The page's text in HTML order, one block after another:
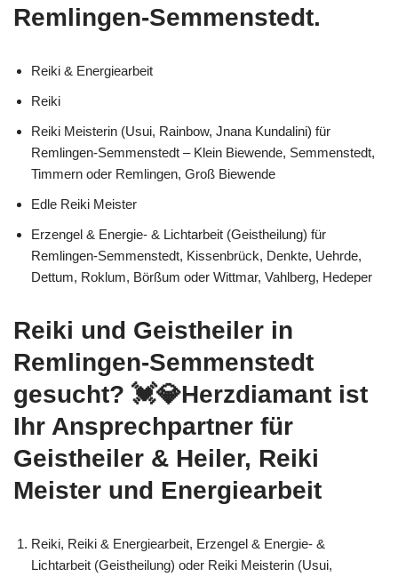
Remlingen-Semmenstedt.
Reiki & Energiearbeit
Reiki
Reiki Meisterin (Usui, Rainbow, Jnana Kundalini) für
Remlingen-Semmenstedt – Klein Biewende, Semmenstedt,
Timmern oder Remlingen, Groß Biewende
Edle Reiki Meister
Erzengel & Energie- & Lichtarbeit (Geistheilung) für
Remlingen-Semmenstedt, Kissenbrück, Denkte, Uehrde,
Dettum, Roklum, Börßum oder Wittmar, Vahlberg, Hedeper
Reiki und Geistheiler in
Remlingen-Semmenstedt
gesucht? 💓️💎Herzdiamant ist
Ihr Ansprechpartner für
Geistheiler & Heiler, Reiki
Meister und Energiearbeit
Reiki, Reiki & Energiearbeit, Erzengel & Energie- &
Lichtarbeit (Geistheilung) oder Reiki Meisterin (Usui,